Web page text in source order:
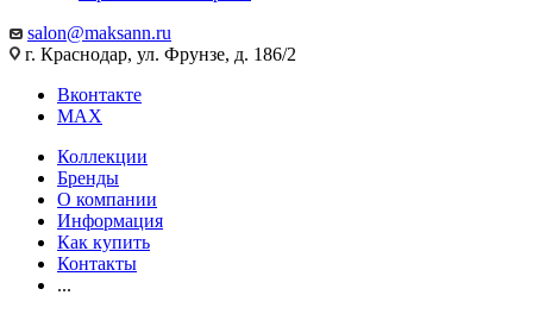
salon@maksann.ru
г. Краснодар, ул. Фрунзе, д. 186/2
Вконтакте
MAX
Коллекции
Бренды
О компании
Информация
Как купить
Контакты
...